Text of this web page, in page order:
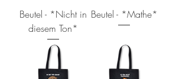
Beutel - *Nicht in
diesem Ton*
Beutel - *Mathe*